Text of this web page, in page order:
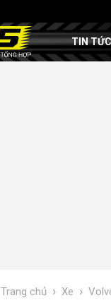
TIN TỨC
Trang chủ › Xe ›